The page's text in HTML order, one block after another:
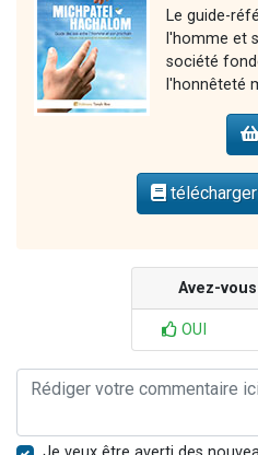
Le guide-
l'homme et
société
l'honnêteté
Avez-
OUI